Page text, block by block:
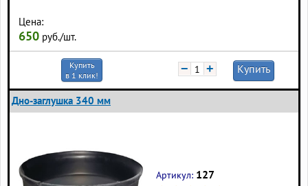
Цена:
650 руб./шт.
Купить
в 1 клик!
− + Купить
Дно-заглушка 340 мм
Артикул: 127